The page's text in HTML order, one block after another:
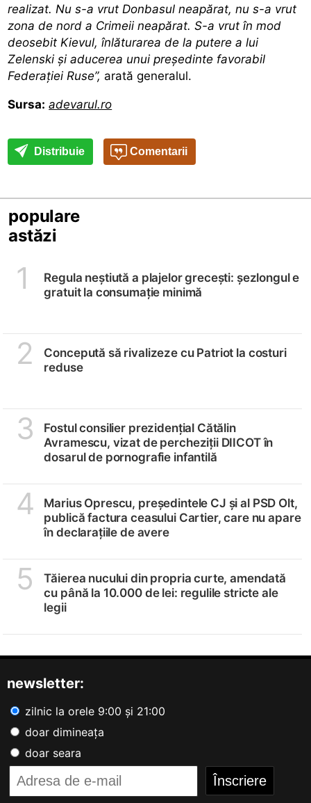
realizat. Nu s-a vrut Donbasul neapărat, nu s-a vrut
zona de nord a Crimeii neapărat. S-a vrut în mod
deosebit Kievul, înlăturarea de la putere a lui
Zelenski și aducerea unui președinte favorabil
Federației Ruse”, arată generalul.
Sursa: adevarul.ro
Distribuie Comentarii
populare
astăzi
1
Regula neștiută a plajelor grecești: șezlongul e
gratuit la consumație minimă
2
Concepută să rivalizeze cu Patriot la costuri
reduse
3
Fostul consilier prezidențial Cătălin
Avramescu, vizat de percheziții DIICOT în
dosarul de pornografie infantilă
4
Marius Oprescu, președintele CJ și al PSD Olt,
publică factura ceasului Cartier, care nu apare
în declarațiile de avere
5
Tăierea nucului din propria curte, amendată
cu până la 10.000 de lei: regulile stricte ale
legii
newsletter:
zilnic la orele 9:00 și 21:00
doar dimineața
doar seara